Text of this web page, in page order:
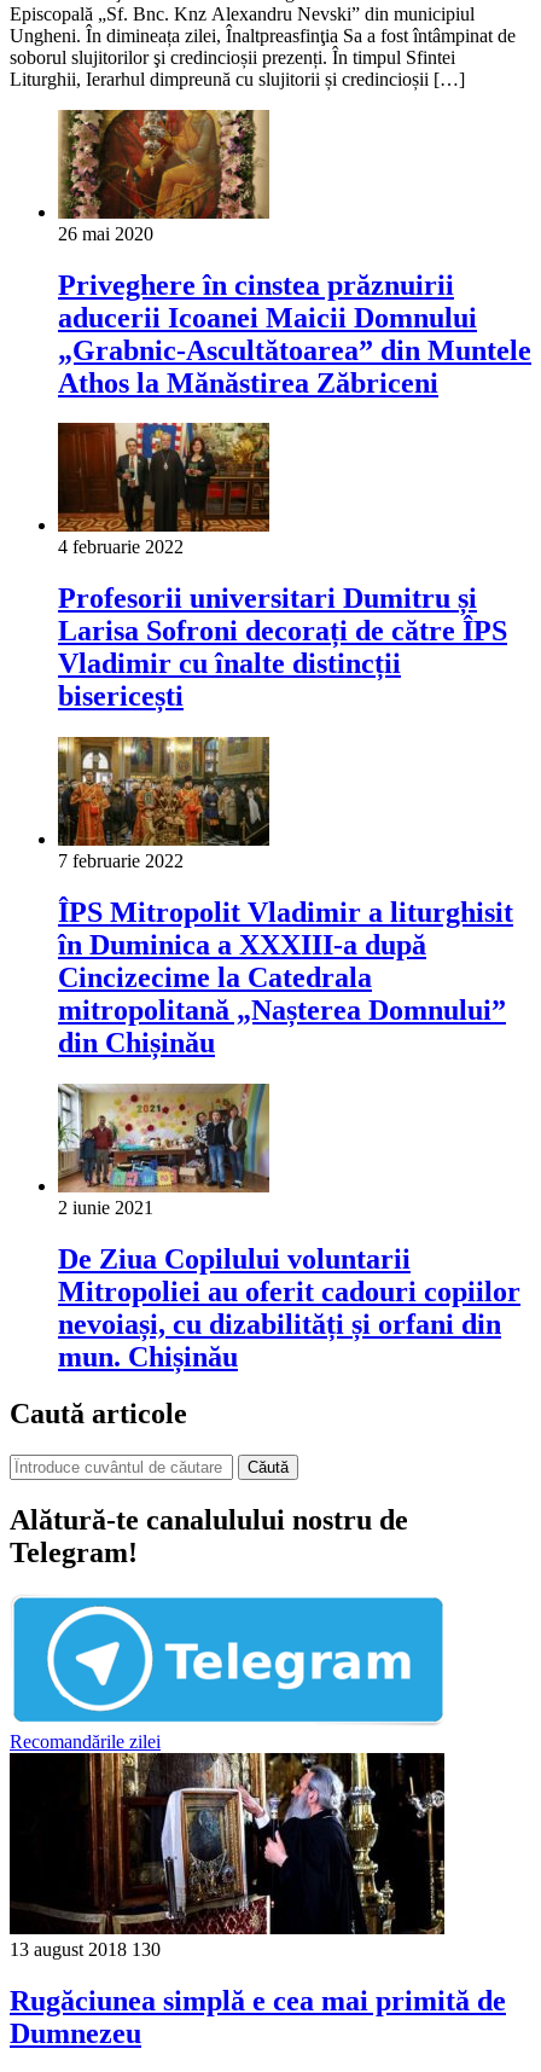
Episcopală „Sf. Bnc. Knz Alexandru Nevski” din municipiul
Ungheni. În dimineața zilei, Înaltpreasfinţia Sa a fost întâmpinat de
soborul slujitorilor şi credincioșii prezenți. În timpul Sfintei
Liturghii, Ierarhul dimpreună cu slujitorii și credincioșii […]
26 mai 2020
Priveghere în cinstea prăznuirii
aducerii Icoanei Maicii Domnului
„Grabnic-Ascultătoarea” din Muntele
Athos la Mănăstirea Zăbriceni
4 februarie 2022
Profesorii universitari Dumitru și
Larisa Sofroni decorați de către ÎPS
Vladimir cu înalte distincții
bisericești
7 februarie 2022
ÎPS Mitropolit Vladimir a liturghisit
în Duminica a XXXIII-a după
Cincizecime la Catedrala
mitropolitană „Nașterea Domnului”
din Chișinău
2 iunie 2021
De Ziua Copilului voluntarii
Mitropoliei au oferit cadouri copiilor
nevoiași, cu dizabilități și orfani din
mun. Chișinău
Caută articole
Căută
Alătură-te canalulului nostru de
Telegram!
Recomandările zilei
13 august 2018 130
Rugăciunea simplă e cea mai primită de
Dumnezeu